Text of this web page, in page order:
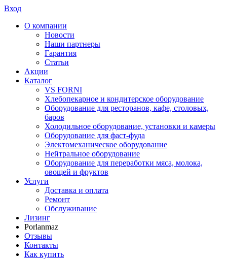
Вход
О компании
Новости
Наши партнеры
Гарантия
Статьи
Акции
Каталог
VS FORNI
Хлебопекарное и кондитерское оборудование
Оборудование для ресторанов, кафе, столовых,
баров
Холодильное оборудование, установки и камеры
Оборудование для фаст-фуда
Электомеханическое оборудование
Нейтральное оборудование
Оборудование для переработки мяса, молока,
овощей и фруктов
Услуги
Доставка и оплата
Ремонт
Обслуживание
Лизинг
Porlanmaz
Отзывы
Контакты
Как купить